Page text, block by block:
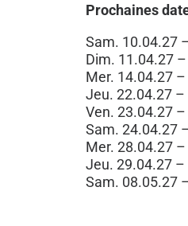
Prochaines
Sam. 10.04.27
Dim. 11.04.27
Mer. 14.04.27
Jeu. 22.04.27
Ven. 23.04.27
Sam. 24.04.27
Mer. 28.04.27
Jeu. 29.04.27 –
Sam. 08.05.27